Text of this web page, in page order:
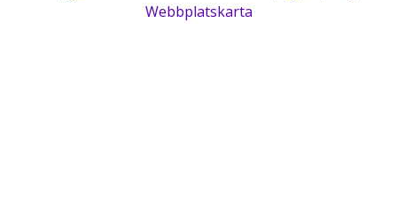
Webbplatskarta